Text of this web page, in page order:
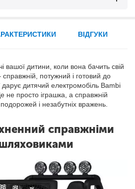
вашої дитини, коли вона бачить свій
потужний і готовий до
дарує дитячий електромобіль Bambi
просто іграшка, а справжній
і незабутніх вражень.
справжніми
ВІДГУКИ